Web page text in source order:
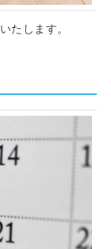
いたします。